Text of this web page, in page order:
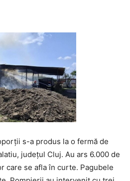
s-a produs la o fermă de
județul Cluj. Au ars 6.000 de
care se afla în curte. Pagubele